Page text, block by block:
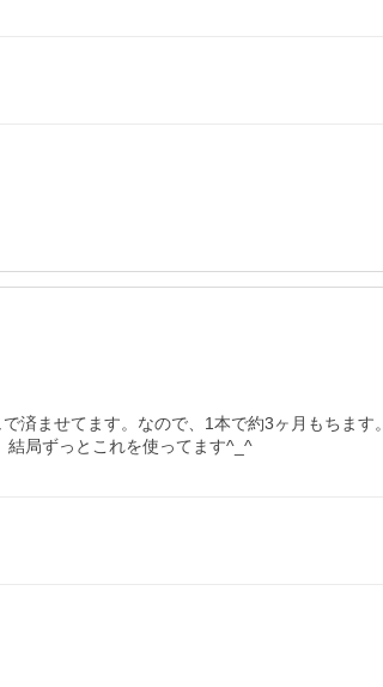
済ませてます。なので、1本で約3ヶ月もちます。
結局ずっとこれを使ってます^_^